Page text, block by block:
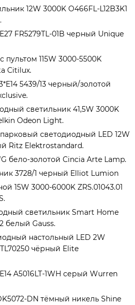
12W 3000K O466FL-L12B3K1
FR5279TL-01B черный Unique
пультом 115W 3000-5500K
Citilux.
5439/13 черный/золотой
светильник 41,5W 3000K
Odeon Light.
светодиодный LED 12W
Ritz Elektrostandard.
бело-золотой Cincia Arte Lamp.
3728/1 черный Elliot Lumion
15W 3000-6000K ZRS.01043.01
светильник Smart Home
белый Gauss.
настольный LED 2W
чёрный Elite
A5016LT-1WH серый Wurren
DN тёмный никель Shine